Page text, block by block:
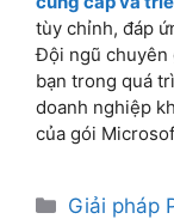
tùy chỉnh, đáp
Đội ngũ chuyên
bạn trong quá
doanh nghiệp
của gói
Giải pháp